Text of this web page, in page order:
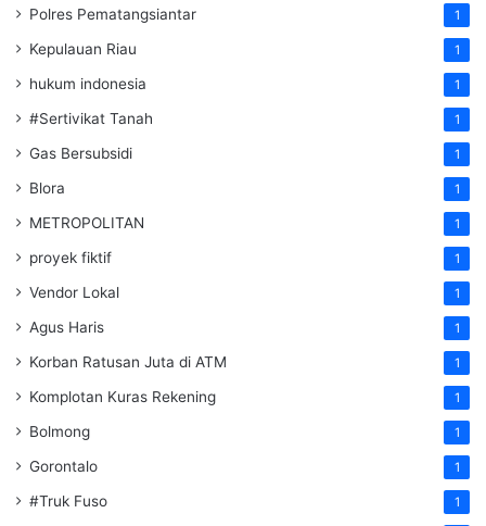
Polres Pematangsiantar 1
Kepulauan Riau 1
hukum indonesia 1
#Sertivikat Tanah 1
Gas Bersubsidi 1
Blora 1
METROPOLITAN 1
proyek fiktif 1
Vendor Lokal 1
Agus Haris 1
Korban Ratusan Juta di ATM 1
Komplotan Kuras Rekening 1
Bolmong 1
Gorontalo 1
#Truk Fuso 1